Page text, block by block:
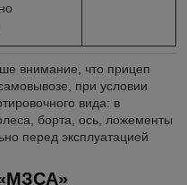
внимание, что прицеп
при условии
вида: в
борта, ось, ложементы
перед эксплуатацией